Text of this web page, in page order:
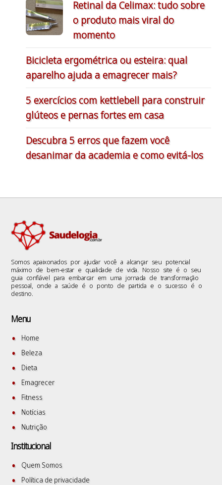
Retinal da Celimax: tudo sobre
o produto mais viral do
momento
Bicicleta ergométrica ou esteira: qual
aparelho ajuda a emagrecer mais?
5 exercícios com kettlebell para construir
glúteos e pernas fortes em casa
Descubra 5 erros que fazem você
desanimar da academia e como evitá-los
Somos apaixonados por ajudar você a alcançar seu potencial
máximo de bem-estar e qualidade de vida. Nosso site é o seu
guia confiável para embarcar em uma jornada de transformação
pessoal, onde a saúde é o ponto de partida e o sucesso é o
destino.
Menu
Home
Beleza
Dieta
Emagrecer
Fitness
Notícias
Nutrição
Institucional
Quem Somos
Política de privacidade